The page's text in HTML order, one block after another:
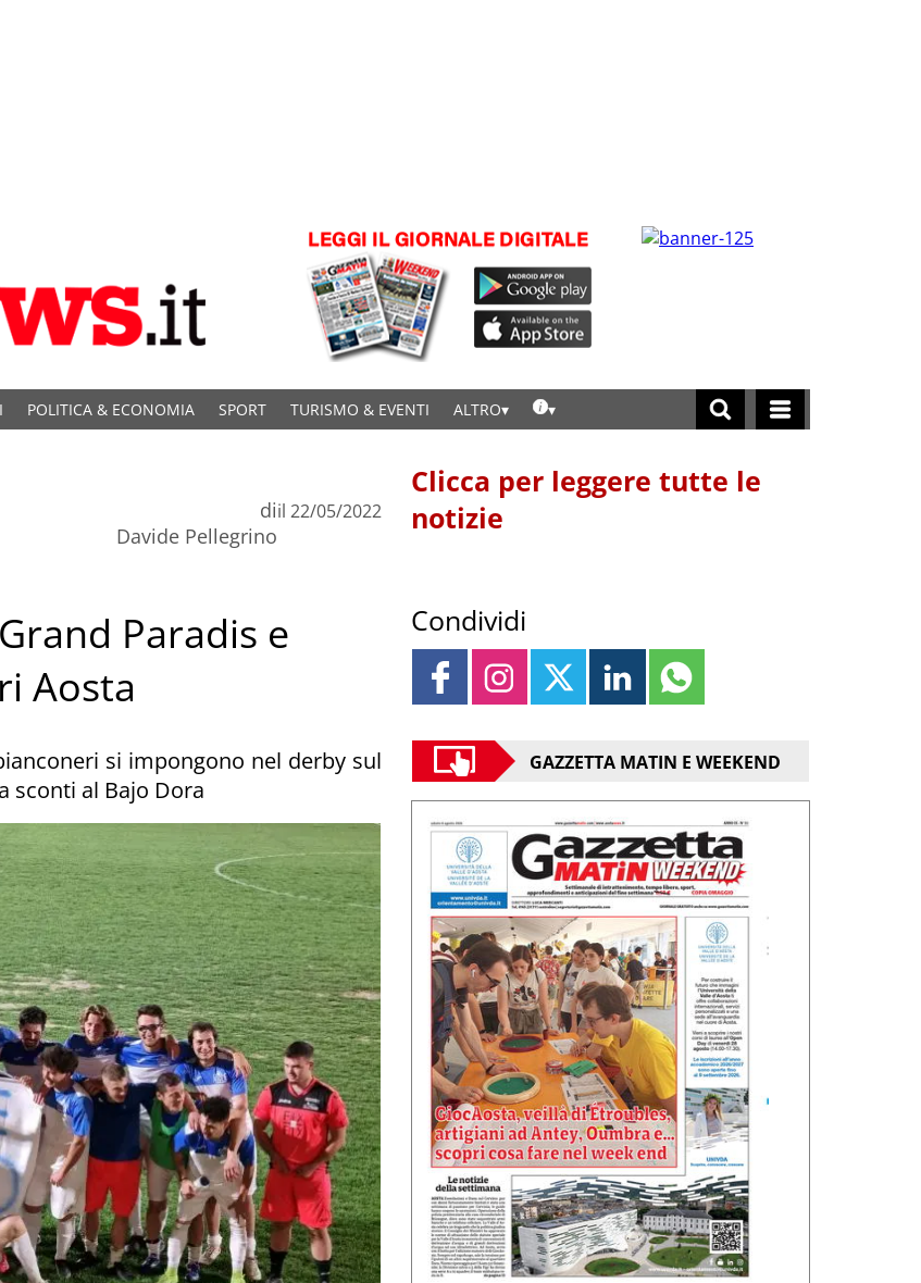
POLITICA & ECONOMIA SPORT TURISMO & EVENTI ALTRO
di
Davide Pellegrino
il 22/05/2022
Paradis e
Aosta
si impongono nel derby sul
sconti al Bajo Dora
Clicca per leggere tutte le
notizie
Condividi
GAZZETTA MATIN E WEEKEND